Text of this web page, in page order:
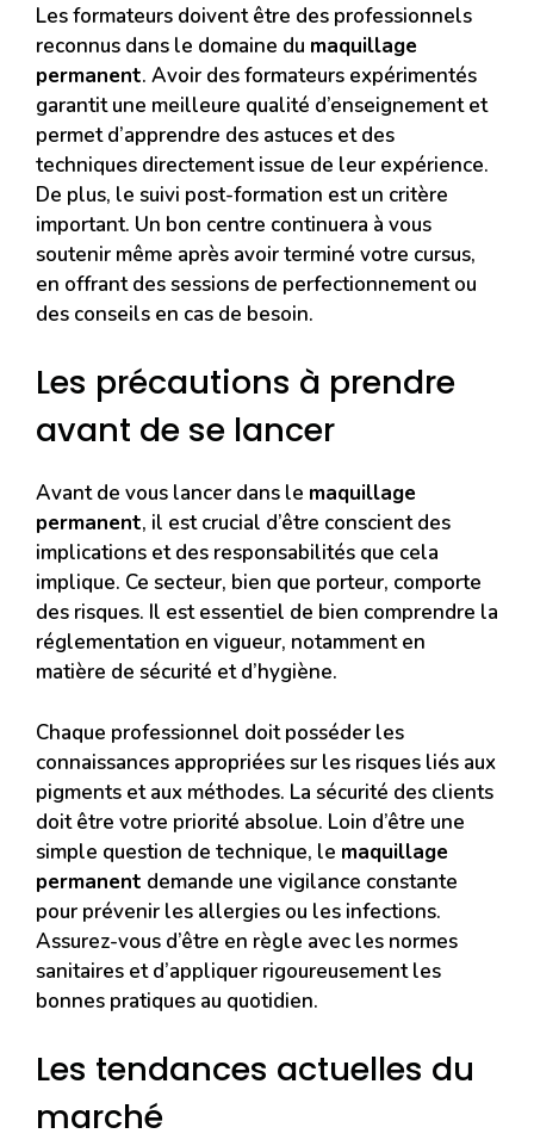
Les formateurs doivent être des professionnels
reconnus dans le domaine du maquillage
permanent. Avoir des formateurs expérimentés
garantit une meilleure qualité d’enseignement et
permet d’apprendre des astuces et des
techniques directement issue de leur expérience.
De plus, le suivi post-formation est un critère
important. Un bon centre continuera à vous
soutenir même après avoir terminé votre cursus,
en offrant des sessions de perfectionnement ou
des conseils en cas de besoin.
Les précautions à prendre
avant de se lancer
Avant de vous lancer dans le maquillage
permanent, il est crucial d’être conscient des
implications et des responsabilités que cela
implique. Ce secteur, bien que porteur, comporte
des risques. Il est essentiel de bien comprendre la
réglementation en vigueur, notamment en
matière de sécurité et d’hygiène.
Chaque professionnel doit posséder les
connaissances appropriées sur les risques liés aux
pigments et aux méthodes. La sécurité des clients
doit être votre priorité absolue. Loin d’être une
simple question de technique, le maquillage
permanent demande une vigilance constante
pour prévenir les allergies ou les infections.
Assurez-vous d’être en règle avec les normes
sanitaires et d’appliquer rigoureusement les
bonnes pratiques au quotidien.
Les tendances actuelles du
marché